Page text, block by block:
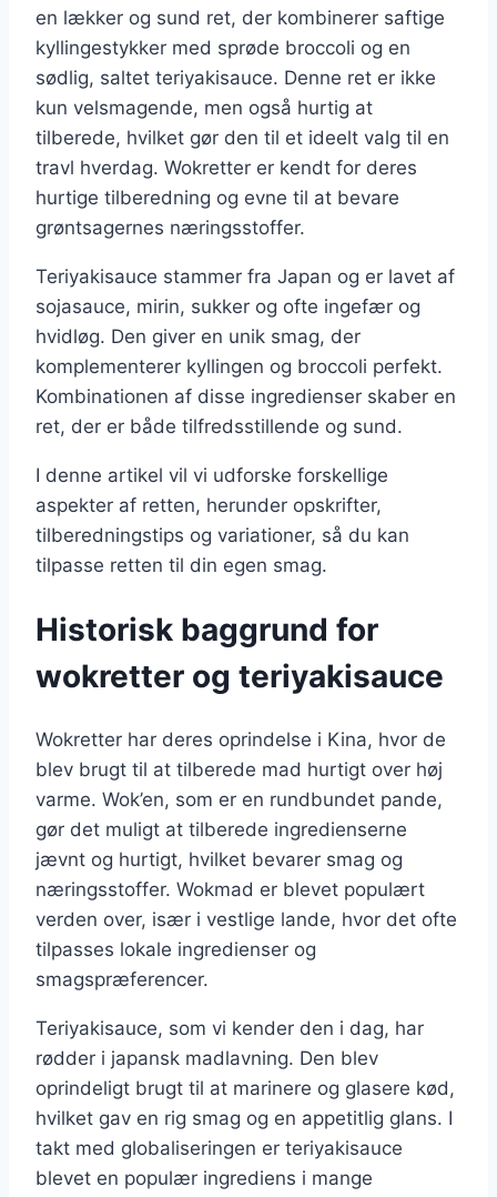
en lækker og sund ret, der kombinerer saftige
kyllingestykker med sprøde broccoli og en
sødlig, saltet teriyakisauce. Denne ret er ikke
kun velsmagende, men også hurtig at
tilberede, hvilket gør den til et ideelt valg til en
travl hverdag. Wokretter er kendt for deres
hurtige tilberedning og evne til at bevare
grøntsagernes næringsstoffer.
Teriyakisauce stammer fra Japan og er lavet af
sojasauce, mirin, sukker og ofte ingefær og
hvidløg. Den giver en unik smag, der
komplementerer kyllingen og broccoli perfekt.
Kombinationen af disse ingredienser skaber en
ret, der er både tilfredsstillende og sund.
I denne artikel vil vi udforske forskellige
aspekter af retten, herunder opskrifter,
tilberedningstips og variationer, så du kan
tilpasse retten til din egen smag.
Historisk baggrund for
wokretter og teriyakisauce
Wokretter har deres oprindelse i Kina, hvor de
blev brugt til at tilberede mad hurtigt over høj
varme. Wok’en, som er en rundbundet pande,
gør det muligt at tilberede ingredienserne
jævnt og hurtigt, hvilket bevarer smag og
næringsstoffer. Wokmad er blevet populært
verden over, især i vestlige lande, hvor det ofte
tilpasses lokale ingredienser og
smagspræferencer.
Teriyakisauce, som vi kender den i dag, har
rødder i japansk madlavning. Den blev
oprindeligt brugt til at marinere og glasere kød,
hvilket gav en rig smag og en appetitlig glans. I
takt med globaliseringen er teriyakisauce
blevet en populær ingrediens i mange